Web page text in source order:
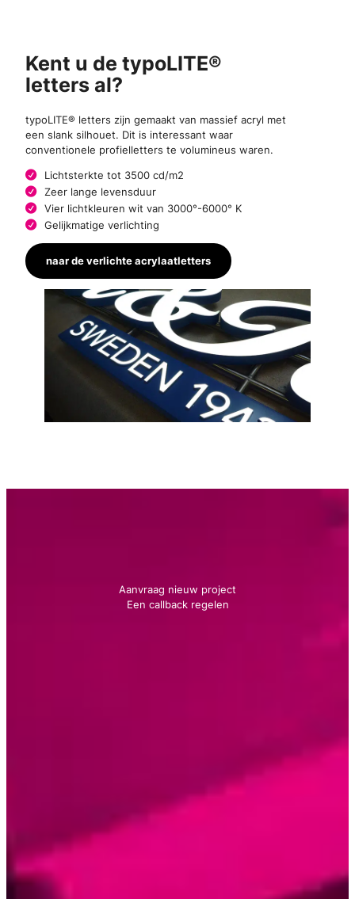
Kent u de typoLITE®
letters al?
typoLITE® letters zijn gemaakt van massief acryl met
een slank silhouet. Dit is interessant waar
conventionele profielletters te volumineus waren.
Lichtsterkte tot 3500 cd/m2
Zeer lange levensduur
Vier lichtkleuren wit van 3000°-6000° K
Gelijkmatige verlichting
naar de verlichte acrylaatletters
Aanvraag nieuw project
Een callback regelen